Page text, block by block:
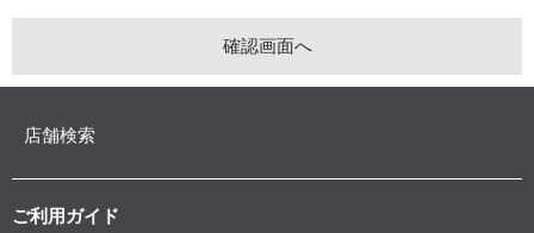
店舗検索
ご利用ガイド